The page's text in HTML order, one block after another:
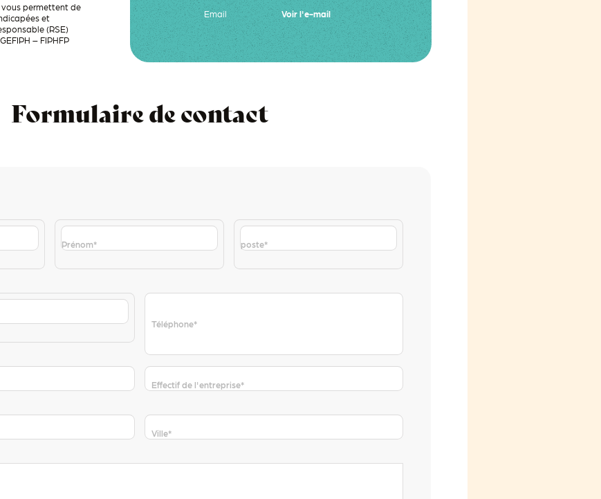
vous permettent de
et
(RSE)
– FIPHFP
Email
Voir l'e-mail
Formulaire de contact
Prénom* poste*
Téléphone*
Effectif de l'entreprise*
Ville*